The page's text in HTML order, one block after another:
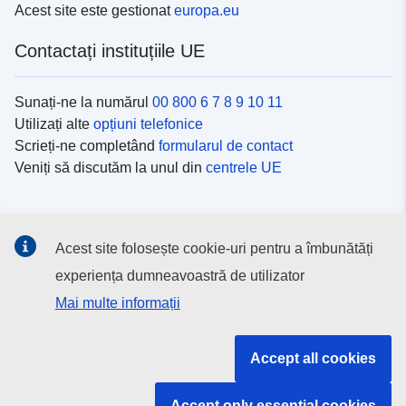
Acest site este gestionateuropa.eu
Contactați instituțiile UE
Sunați-ne la numărul 00 800 6 7 8 9 10 11
Utilizați alte opțiuni telefonice
Scrieți-ne completând formularul de contact
Veniți să discutăm la unul din centrele UE
Descoperiți canalele UEpe rețelele sociale
Instituțiile și organismele UE
Acest site folosește cookie-uri pentru a îmbunătăți
experiența dumneavoastră de utilizator
Mai multe informații
Accept all cookies